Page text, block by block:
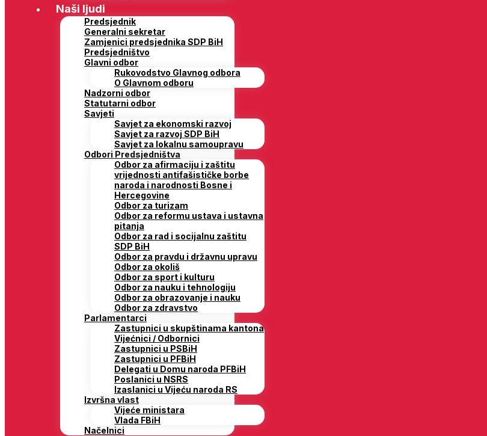
Naši ljudi
Predsjednik
Generalni sekretar
Zamjenici predsjednika SDP BiH
Predsjedništvo
Glavni odbor
Rukovodstvo Glavnog odbora
O Glavnom odboru
Nadzorni odbor
Statutarni odbor
Savjeti
Savjet za ekonomski razvoj
Savjet za razvoj SDP BiH
Savjet za lokalnu samoupravu
Odbori Predsjedništva
Odbor za afirmaciju i zaštitu
vrijednosti antifašističke borbe
naroda i narodnosti Bosne i
Hercegovine
Odbor za turizam
Odbor za reformu ustava i ustavna
pitanja
Odbor za rad i socijalnu zaštitu
SDP BiH
Odbor za pravdu i državnu upravu
Odbor za okoliš
Odbor za sport i kulturu
Odbor za nauku i tehnologiju
Odbor za obrazovanje i nauku
Odbor za zdravstvo
Parlamentarci
Zastupnici u skupštinama kantona
Vijećnici / Odbornici
Zastupnici u PSBiH
Zastupnici u PFBiH
Delegati u Domu naroda PFBiH
Poslanici u NSRS
Izaslanici u Vijeću naroda RS
Izvršna vlast
Vijeće ministara
Vlada FBiH
Načelnici